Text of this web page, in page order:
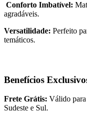
Conforto Imbatível:
agradáveis.
Versatilidade: Perfeito
temáticos.
Benefícios
Frete Grátis: Válido para
Sudeste e Sul.